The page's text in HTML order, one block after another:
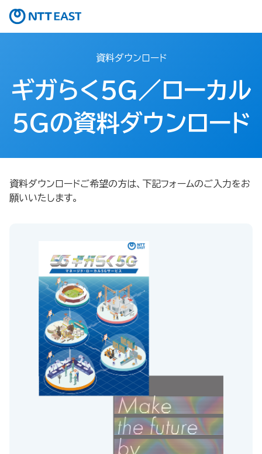
資料ダウンロード
ギガらく５G／ローカル
５Gの資料ダウンロード
資料ダウンロードご希望の方は、下記フォームのご入力をお
願いいたします。